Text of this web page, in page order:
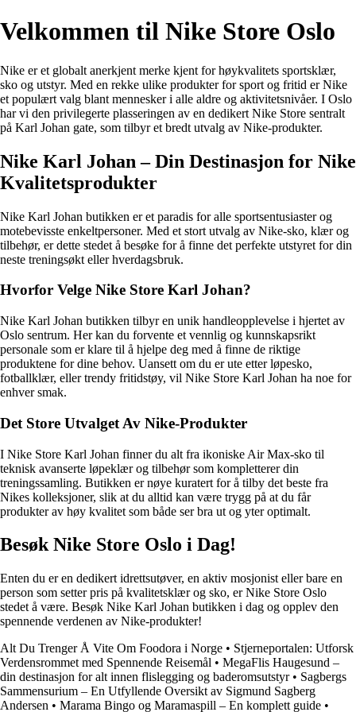
Velkommen til Nike Store Oslo
Nike er et globalt anerkjent merke kjent for høykvalitets sportsklær,
sko og utstyr. Med en rekke ulike produkter for sport og fritid er Nike
et populært valg blant mennesker i alle aldre og aktivitetsnivåer. I Oslo
har vi den privilegerte plasseringen av en dedikert Nike Store sentralt
på Karl Johan gate, som tilbyr et bredt utvalg av Nike-produkter.
Nike Karl Johan – Din Destinasjon for Nike
Kvalitetsprodukter
Nike Karl Johan butikken er et paradis for alle sportsentusiaster og
motebevisste enkeltpersoner. Med et stort utvalg av Nike-sko, klær og
tilbehør, er dette stedet å besøke for å finne det perfekte utstyret for din
neste treningsøkt eller hverdagsbruk.
Hvorfor Velge Nike Store Karl Johan?
Nike Karl Johan butikken tilbyr en unik handleopplevelse i hjertet av
Oslo sentrum. Her kan du forvente et vennlig og kunnskapsrikt
personale som er klare til å hjelpe deg med å finne de riktige
produktene for dine behov. Uansett om du er ute etter løpesko,
fotballklær, eller trendy fritidstøy, vil Nike Store Karl Johan ha noe for
enhver smak.
Det Store Utvalget Av Nike-Produkter
I Nike Store Karl Johan finner du alt fra ikoniske Air Max-sko til
teknisk avanserte løpeklær og tilbehør som kompletterer din
treningssamling. Butikken er nøye kuratert for å tilby det beste fra
Nikes kolleksjoner, slik at du alltid kan være trygg på at du får
produkter av høy kvalitet som både ser bra ut og yter optimalt.
Besøk Nike Store Oslo i Dag!
Enten du er en dedikert idrettsutøver, en aktiv mosjonist eller bare en
person som setter pris på kvalitetsklær og sko, er Nike Store Oslo
stedet å være. Besøk Nike Karl Johan butikken i dag og opplev den
spennende verdenen av Nike-produkter!
Alt Du Trenger Å Vite Om Foodora i Norge • Stjerneportalen: Utforsk
Verdensrommet med Spennende Reisemål • MegaFlis Haugesund –
din destinasjon for alt innen flislegging og baderomsutstyr• Sagbergs
Sammensurium – En Utfyllende Oversikt av Sigmund Sagberg
Andersen • Marama Bingo og Maramaspill – En komplett guide •